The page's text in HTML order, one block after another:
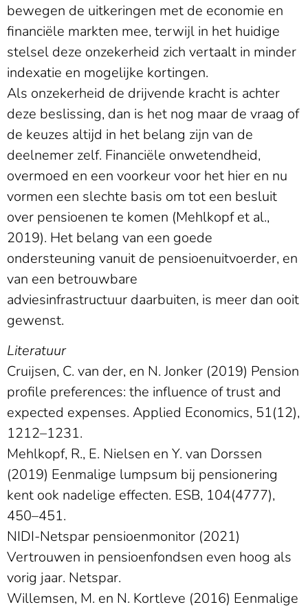
bewegen de uitkeringen met de economie en
financiële markten mee, terwijl in het huidige
stelsel deze onzekerheid zich vertaalt in minder
indexatie en mogelijke kortingen.
Als onzekerheid de drijvende kracht is achter
deze beslissing, dan is het nog maar de vraag of
de keuzes altijd in het belang zijn van de
deelnemer zelf. Financiële onwetendheid,
overmoed en een voorkeur voor het hier en nu
vormen een slechte basis om tot een besluit
over pensioenen te komen (Mehlkopf et al.,
2019). Het belang van een goede
ondersteuning vanuit de pensioenuitvoerder, en
van een betrouwbare
adviesinfrastructuur daarbuiten, is meer dan ooit
gewenst.
Literatuur
Cruijsen, C. van der, en N. Jonker (2019) Pension
profile preferences: the influence of trust and
expected expenses. Applied Economics, 51(12),
1212–1231.
Mehlkopf, R., E. Nielsen en Y. van Dorssen
(2019) Eenmalige lumpsum bij pensionering
kent ook nadelige effecten. ESB, 104(4777),
450–451.
NIDI­-Netspar pensioenmonitor (2021)
Vertrouwen in pensioenfondsen even hoog als
vorig jaar. Netspar.
Willemsen, M. en N. Kortleve (2016) Eenmalige